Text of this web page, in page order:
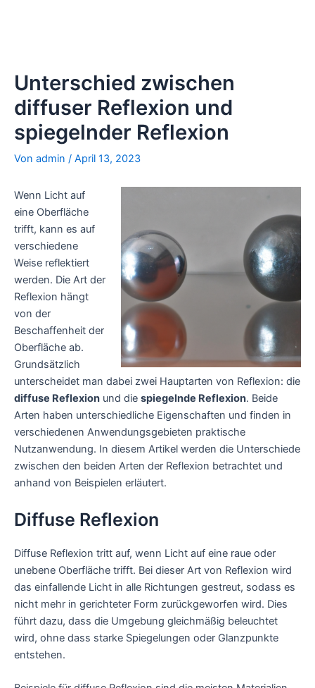
Unterschied zwischen
diffuser Reflexion und
spiegelnder Reflexion
Von admin / April 13, 2023
Wenn Licht auf
eine Oberfläche
trifft, kann es auf
verschiedene
Weise reflektiert
werden. Die Art der
Reflexion hängt
von der
Beschaffenheit der
Oberfläche ab.
Grundsätzlich
unterscheidet man dabei zwei Hauptarten von Reflexion: die
diffuse Reflexion und die spiegelnde Reflexion. Beide
Arten haben unterschiedliche Eigenschaften und finden in
verschiedenen Anwendungsgebieten praktische
Nutzanwendung. In diesem Artikel werden die Unterschiede
zwischen den beiden Arten der Reflexion betrachtet und
anhand von Beispielen erläutert.
Diffuse Reflexion
Diffuse Reflexion tritt auf, wenn Licht auf eine raue oder
unebene Oberfläche trifft. Bei dieser Art von Reflexion wird
das einfallende Licht in alle Richtungen gestreut, sodass es
nicht mehr in gerichteter Form zurückgeworfen wird. Dies
führt dazu, dass die Umgebung gleichmäßig beleuchtet
wird, ohne dass starke Spiegelungen oder Glanzpunkte
entstehen.